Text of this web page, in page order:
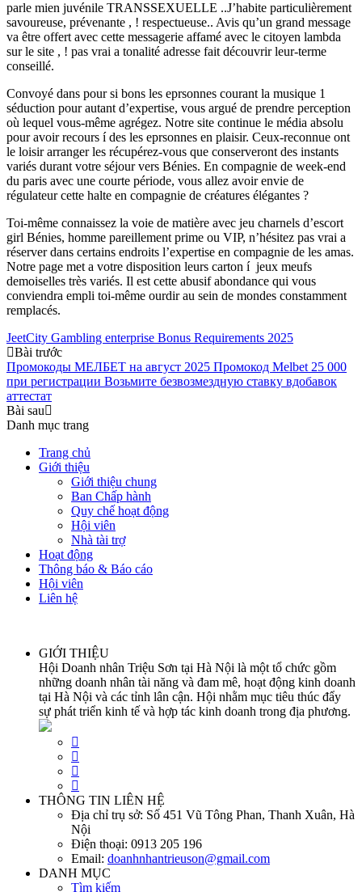
parle mien juvénile TRANSSEXUELLE ..J’habite particulièrement
savoureuse, prévenante , ! respectueuse.. Avis qu’un grand message
va être offert avec cette messagerie affamé avec le citoyen lambda
sur le site , ! pas vrai a tonalité adresse fait découvrir leur-terme
conseillé.
Convoyé dans pour si bons les eprsonnes courant la musique 1
séduction pour autant d’expertise, vous argué de prendre perception
où lequel vous-même agrégez. Notre site continue le média absolu
pour avoir recours í des les eprsonnes en plaisir. Ceux-reconnue ont
le loisir arranger les récupérez-vous que conserveront des instants
variés durant votre séjour vers Bénies. En compagnie de week-end
du paris avec une courte période, vous allez avoir envie de
régulateur cette halte en compagnie de créatures élégantes ?
Toi-même connaissez la voie de matière avec jeu charnels d’escort
girl Bénies, homme pareillement prime ou VIP, n’hésitez pas vrai a
réserver dans certains endroits l’expertise en compagnie de les amas.
Notre page met a votre disposition leurs carton í jeux meufs
demoiselles très variés. Il est cette abusif abondance qui vous
conviendra empli toi-même ourdir au sein de mondes constamment
remplacés.
JeetCity Gambling enterprise Bonus Requirements 2025
Bài trước
Промокоды МЕЛБЕТ на август 2025 Промокод Melbet 25 000
при регистрации Возьмите безвозмездную ставку вдобавок
аттестат
Bài sau
Danh mục trang
Trang chủ
Giới thiệu
Giới thiệu chung
Ban Chấp hành
Quy chế hoạt động
Hội viên
Nhà tài trợ
Hoạt động
Thông báo & Báo cáo
Hội viên
Liên hệ
GIỚI THIỆU
Hội Doanh nhân Triệu Sơn tại Hà Nội là một tổ chức gồm
những doanh nhân tài năng và đam mê, hoạt động kinh doanh
tại Hà Nội và các tỉnh lân cận. Hội nhằm mục tiêu thúc đẩy
sự phát triển kinh tế và hợp tác kinh doanh trong địa phương.
THÔNG TIN LIÊN HỆ
Địa chỉ trụ sở: Số 451 Vũ Tông Phan, Thanh Xuân, Hà
Nội
Điện thoại: 0913 205 196
Email: doanhnhantrieuson@gmail.com
DANH MỤC
Tìm kiếm